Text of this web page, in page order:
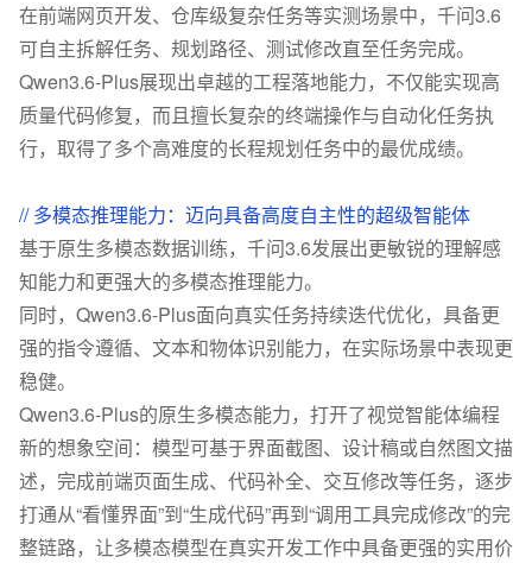
在前端网页开发、仓库级复杂任务等实测场景中，千问3.6
可自主拆解任务、规划路径、测试修改直至任务完成。
Qwen3.6-Plus展现出卓越的工程落地能力，不仅能实现高
质量代码修复，而且擅长复杂的终端操作与自动化任务执
行，取得了多个高难度的长程规划任务中的最优成绩。
// 多模态推理能力：迈向具备高度自主性的超级智能体
基于原生多模态数据训练，千问3.6发展出更敏锐的理解感
知能力和更强大的多模态推理能力。
同时，Qwen3.6-Plus面向真实任务持续迭代优化，具备更
强的指令遵循、文本和物体识别能力，在实际场景中表现更
稳健。
Qwen3.6-Plus的原生多模态能力，打开了视觉智能体编程
新的想象空间：模型可基于界面截图、设计稿或自然图文描
述，完成前端页面生成、代码补全、交互修改等任务，逐步
打通从“看懂界面”到“生成代码”再到“调用工具完成修改”的完
整链路，让多模态模型在真实开发工作中具备更强的实用价